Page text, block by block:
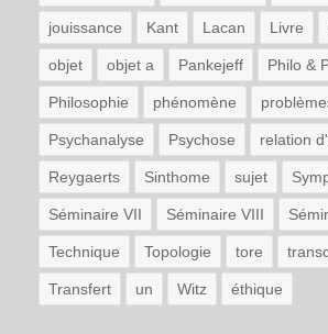
jouissance Kant Lacan Livre
objet objet a Pankejeff Philo &
Philosophie phénomène
Psychanalyse Psychose relation
Reygaerts Sinthome sujet
Séminaire VII Séminaire VIII
Technique Topologie tore
Transfert un Witz éthique